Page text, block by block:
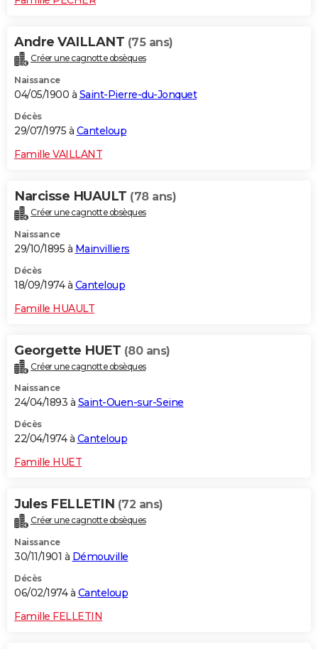
Andre VAILLANT (75 ans)
Créer une cagnotte obsèques
Naissance
04/05/1900 à Saint-Pierre-du-Jonquet
Décès
29/07/1975 à Canteloup
Famille VAILLANT
Narcisse HUAULT (78 ans)
Créer une cagnotte obsèques
Naissance
29/10/1895 à Mainvilliers
Décès
18/09/1974 à Canteloup
Famille HUAULT
Georgette HUET (80 ans)
Créer une cagnotte obsèques
Naissance
24/04/1893 à Saint-Ouen-sur-Seine
Décès
22/04/1974 à Canteloup
Famille HUET
Jules FELLETIN (72 ans)
Créer une cagnotte obsèques
Naissance
30/11/1901 à Démouville
Décès
06/02/1974 à Canteloup
Famille FELLETIN